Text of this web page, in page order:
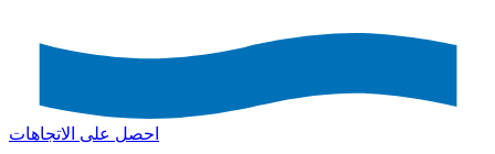
احصل على الاتجاهات